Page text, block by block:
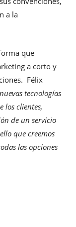
a la
que
a corto y
Félix
tecnologías
los clientes,
de un servicio
que creemos
las opciones